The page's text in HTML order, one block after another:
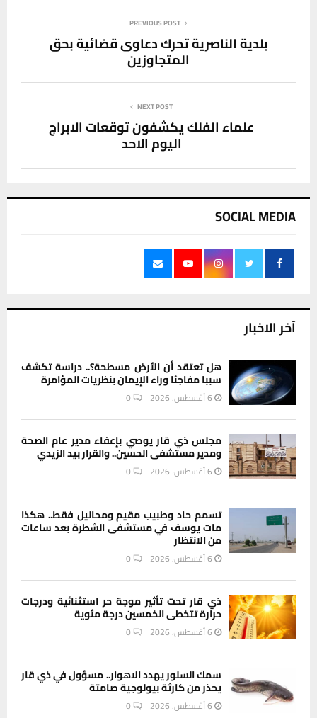
PREVIOUS POST
بلدية الناصرية تحرك دعاوى قضائية بحق
المتجاوزين
NEXT POST
علماء الفلك يكشفون توقعات الابراج
اليوم الاحد
SOCIAL MEDIA
آخر الاخبار
هل تعتقد أن الأرض مسطحة؟.. دراسة تكشف
سببا مفاجئا وراء الإيمان بنظريات المؤامرة
6 أغسطس، 2026 0
مجلس ذي قار يوصي بإعفاء مدير عام الصحة
ومدير مستشفى الحسين.. والقرار بيد الزيدي
6 أغسطس، 2026 0
تسمم حاد وطبيب مقيم ومحاليل فقط.. هكذا
مات يوسف في مستشفى الشطرة بعد ساعات
من الانتظار
6 أغسطس، 2026 0
ذي قار تحت تأثير موجة حر استثنائية ودرجات
حرارة تتخطى الخمسين درجة مئوية
6 أغسطس، 2026 0
سمك السلور يهدد الاهوار.. مسؤول في ذي قار
يحذر من كارثة بيولوجية صامتة
6 أغسطس، 2026 0